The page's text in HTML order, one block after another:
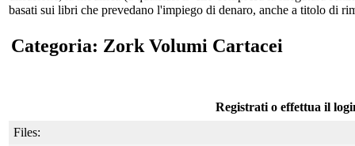
basati sui libri che prevedano l'impiego di denaro, anche a titolo di
Categoria: Zork Volumi Cartacei
Registrati o effettua il
Files: